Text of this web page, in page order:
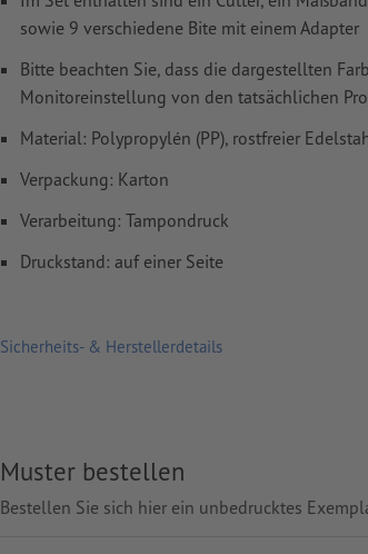
sowie 9 verschiedene Bite mit einem Adapter
Bitte beachten Sie, dass die dargestellten
Monitoreinstellung von den tatsächlichen
Material: Polypropylén (PP), rostfreier
Verpackung: Karton
Verarbeitung: Tampondruck
Druckstand: auf einer Seite
Sicherheits- & Herstellerdetails
Muster bestellen
Bestellen Sie sich hier ein unbedrucktes